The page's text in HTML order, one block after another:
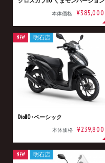
本体価格 ¥385,000
Dio110･ベーシック
本体価格 ¥239,800
NEW 明石店
NEW 明石店